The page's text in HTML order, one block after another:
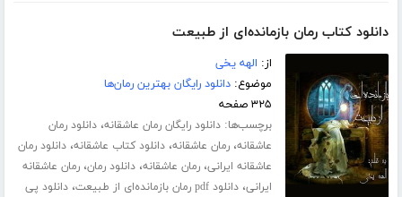
دانلود کتاب رمان بازمانده‌ای از طبیعت
از: الهه یخی
موضوع:دانلود رایگان بهترین رمان‌ها
۳۲۵ صفحه
برچسب‌ها:دانلود رایگان رمان عاشقانه،دانلود رمان
عاشقانه،رمان عاشقانه،دانلود کتاب عاشقانه،دانلود رمان
عاشقانه ایرانی،رمان عاشقانه،دانلود رمان،رمان عاشقانه
ایرانی،دانلود pdf رمان بازمانده‌ای از طبیعت ،دانلود پی